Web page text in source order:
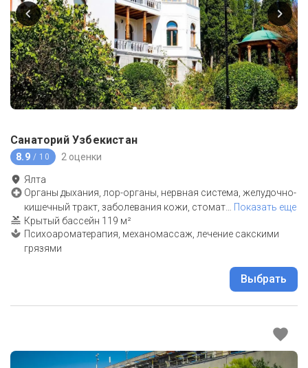
Санаторий Узбекистан
8.9 / 10 2 оценки
Ялта
Органы дыхания, лор-органы, нервная система, желудочно-
кишечный тракт, заболевания кожи, стомат… Показать еще
Крытый бассейн 119 м²
Психоароматерапия, механомассаж, лечение сакскими
грязями
Выбрать